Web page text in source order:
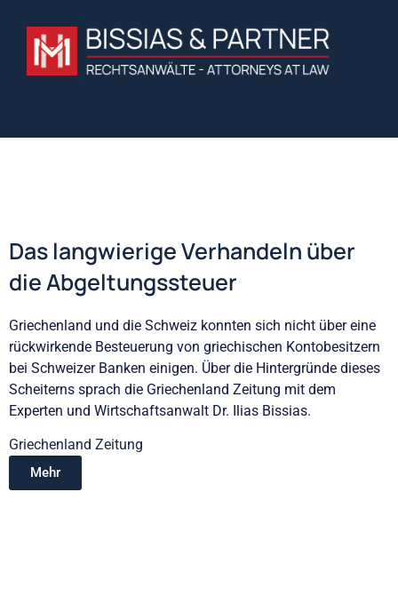
Das langwierige Verhandeln über
die Abgeltungssteuer
Griechenland und die Schweiz konnten sich nicht über eine
rückwirkende Besteuerung von griechischen Kontobesitzern
bei Schweizer Banken einigen. Über die Hintergründe dieses
Scheiterns sprach die Griechenland Zeitung mit dem
Experten und Wirtschaftsanwalt Dr. Ilias Bissias.
Griechenland Zeitung
Mehr